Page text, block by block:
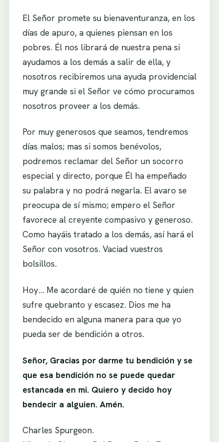
El Señor promete su bienaventuranza, en los
días de apuro, a quienes piensan en los
pobres. Él nos librará de nuestra pena si
ayudamos a los demás a salir de ella, y
nosotros recibiremos una ayuda providencial
muy grande si el Señor ve cómo procuramos
nosotros proveer a los demás.
Por muy generosos que seamos, tendremos
días malos; mas si somos benévolos,
podremos reclamar del Señor un socorro
especial y directo, porque Él ha empeñado
su palabra y no podrá negarla. El avaro se
preocupa de sí mismo; empero el Señor
favorece al creyente compasivo y generoso.
Como hayáis tratado a los demás, así hará el
Señor con vosotros. Vaciad vuestros
bolsillos.
Hoy… Me acordaré de quién no tiene y quien
sufre quebranto y escasez. Dios me ha
bendecido en alguna manera para que yo
pueda ser de bendición a otros.
Señor, Gracias por darme tu bendición y se
que esa bendición no se puede quedar
estancada en mi. Quiero y decido hoy
bendecir a alguien. Amén.
Charles Spurgeon.